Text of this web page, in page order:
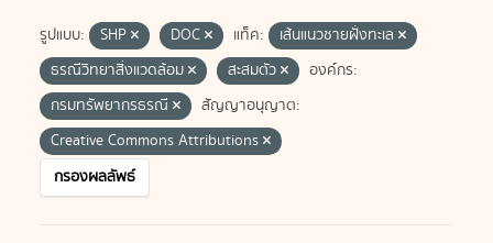
รูปแบบ: SHP DOC แท็ค:
เส้นแนวชายฝั่งทะเล
ธรณีวิทยาสิ่งแวดล้อม
สะสมตัว
องค์กร:
กรมทรัพยากรธรณี
สัญญาอนุญาต:
Creative Commons Attributions
กรองผลลัพธ์